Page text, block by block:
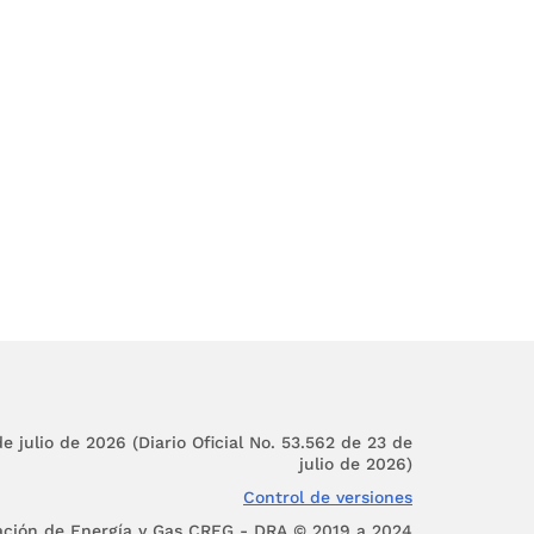
julio de 2026 (Diario Oficial No. 53.562 de 23 de
julio de 2026)
Control de versiones